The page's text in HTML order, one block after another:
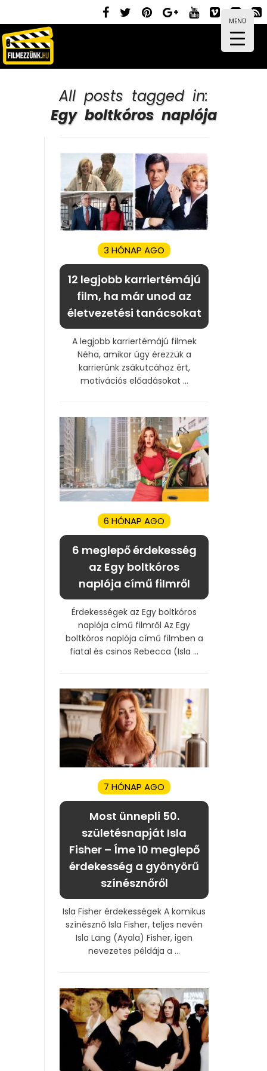
MENÜ
All posts tagged in:
Egy boltkóros naplója
3 HÓNAP AGO
12 legjobb karriertémájú
film, ha már unod az
életvezetési tanácsokat
A legjobb karriertémájú filmek
Néha, amikor úgy érezzük a
karrierünk zsákutcához ért,
motivációs előadásokat ...
6 HÓNAP AGO
6 meglepő érdekesség
az Egy boltkóros
naplója című filmről
Érdekességek az Egy boltkóros
naplója című filmről Az Egy
boltkóros naplója című filmben a
fiatal és csinos Rebecca (Isla ...
7 HÓNAP AGO
Most ünnepli 50.
születésnapját Isla
Fisher – Íme 10 meglepő
érdekesség a gyönyörű
színésznőről
Isla Fisher érdekességek A komikus
színésznő Isla Fisher, teljes nevén
Isla Lang (Ayala) Fisher, igen
nevezetes példája a ...